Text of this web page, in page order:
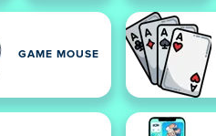
GAME MOUSE